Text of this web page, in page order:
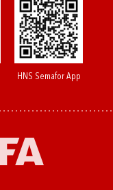
HNS Semafor App